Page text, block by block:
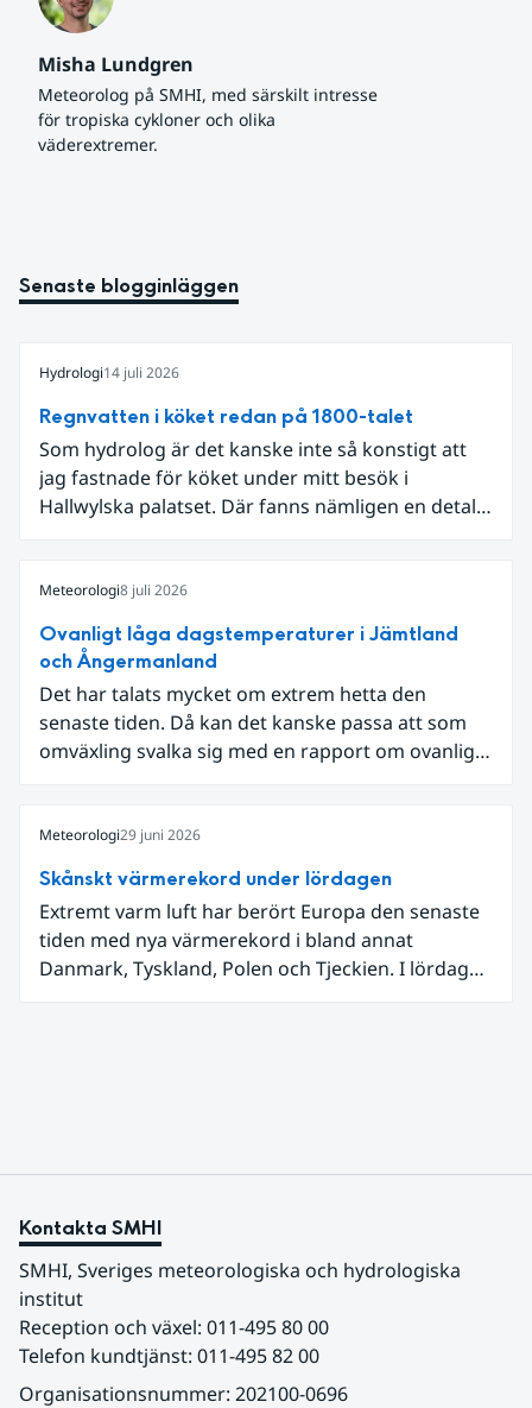
Misha Lundgren
Meteorolog på SMHI, med särskilt intresse
för tropiska cykloner och olika
väderextremer.
Senaste blogginläggen
Hydrologi14 juli 2026
Regnvatten i köket redan på 1800-talet
Som hydrolog är det kanske inte så konstigt att
jag fastnade för köket under mitt besök i
Hallwylska palatset. Där fanns nämligen en detalj
Meteorologi8 juli 2026
Ovanligt låga dagstemperaturer i Jämtland
och Ångermanland
Det har talats mycket om extrem hetta den
senaste tiden. Då kan det kanske passa att som
omväxling svalka sig med en rapport om ovanligt
Meteorologi29 juni 2026
Skånskt värmerekord under lördagen
Extremt varm luft har berört Europa den senaste
tiden med nya värmerekord i bland annat
Danmark, Tyskland, Polen och Tjeckien. I lördags
Kontakta SMHI
SMHI, Sveriges meteorologiska och hydrologiska
institut
Reception och växel: 011-495 80 00
Telefon kundtjänst: 011-495 82 00
Organisationsnummer: 202100-0696